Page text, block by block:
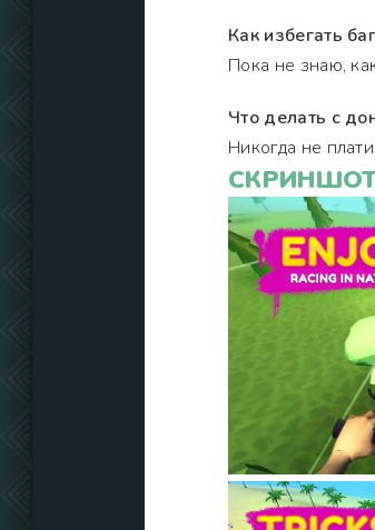
Как избегать
Пока не знаю,
Что делать с
Никогда не